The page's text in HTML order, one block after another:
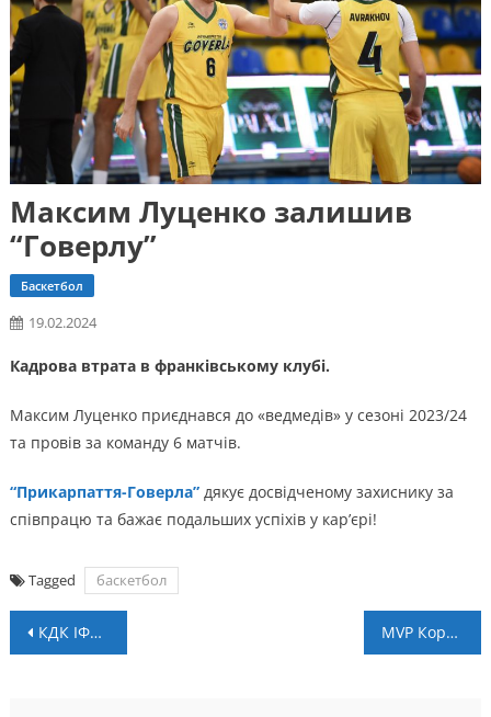
Максим Луценко залишив
“Говерлу”
Баскетбол
19.02.2024
Кадрова втрата в франківському клубі.
Максим Луценко приєднався до «ведмедів» у сезоні 2023/24
та провів за команду 6 матчів.
“Прикарпаття-Говерла”дякує досвідченому захиснику за
співпрацю та бажає подальших успіхів у карʼєрі!
Tagged баскетбол
Навігація
КДК ІФАФ розгляне інцидент після матчу “Пробій” – “Вовки” MVP Кордоба, невтомний Кіндратів і тренер-дебютант – символічна збірна 14 туру Чемпіонату області